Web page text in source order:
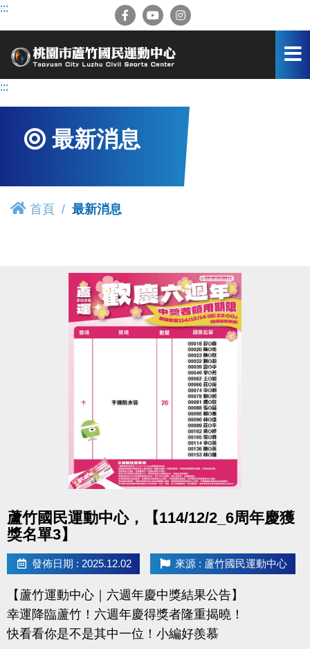
跳
容
:::
:::
最新消息
首頁 最新消息
蘆竹國民運動中心，【114/12/2_6周年慶獲
獎名單3】
發佈日期 : 2025.12.02 來源 : 蘆竹國民運動中心
【蘆竹運動中心｜六週年慶中獎結果公告】
幸運降臨蘆竹！六週年慶得獎者隆重揭曉！
快看看你是不是其中一位！小編好羨慕